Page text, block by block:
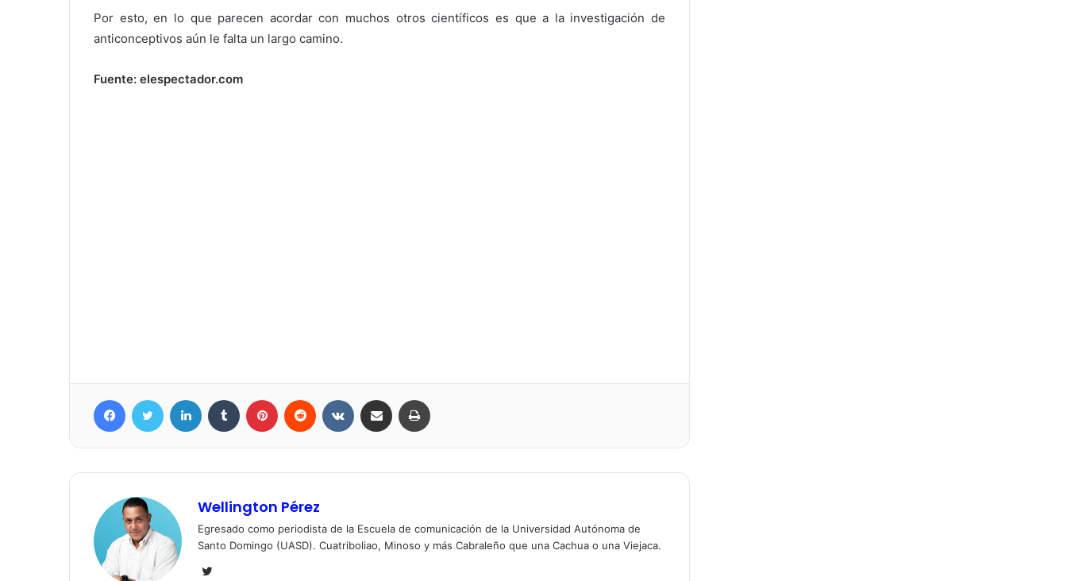
Por esto, en lo que parecen acordar con muchos otros científicos es que a la investigación de
anticonceptivos aún le falta un largo camino.
Fuente: elespectador.com
FacebookTwitter LinkedIn Tumblr Pinterest Reddit VKontakteCompartir por correo electrónico
Wellington Pérez
Egresado como periodista de la Escuela de comunicación de la Universidad Autónoma de
Santo Domingo (UASD). Cuatriboliao, Minoso y más Cabraleño que una Cachua o una Viejaca.
Twitter